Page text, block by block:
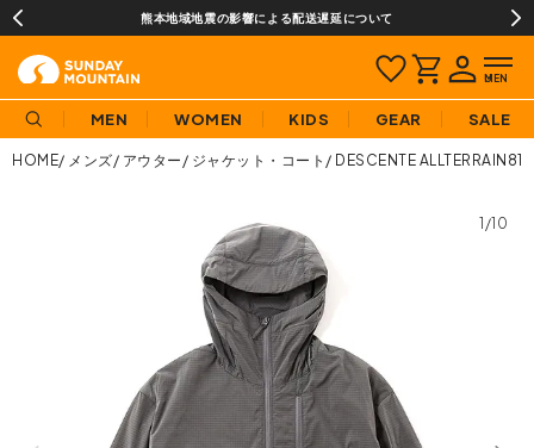
熊本地域地震の影響による配送遅延について
MEN WOMEN KIDS GEAR SALE
HOME メンズ アウター ジャケット・コート DESCENTE ALLTERRAIN81
1/10